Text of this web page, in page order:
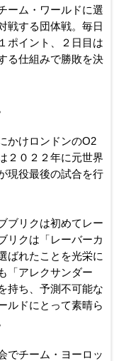
ーム・ワールドに選
戦する団体戦。毎日
ポイント、２日目は
る仕組みで勝敗を決
かけロンドンのO2
２０２２年に元世界
現役最後の試合を行
ブリクは初めてレー
リクは「レーバーカ
ばれたことを光栄に
「アレクサンダー
持ち、予測不可能な
ルドにとって素晴ら
でチーム・ヨーロッ